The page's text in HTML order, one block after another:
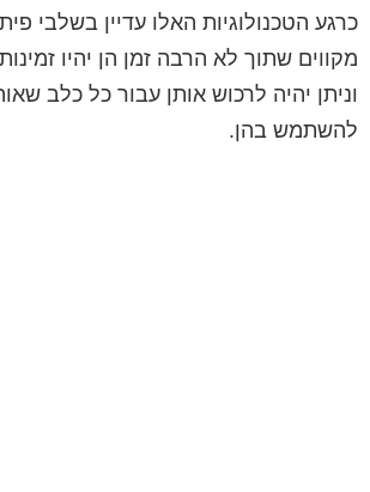
כרגע הטכנולוגיות האלו עדיין בשלבי
מקווים שתוך לא הרבה זמן הן יהיו
וניתן יהיה לרכוש אותן עבור כל כלב
להשתמש בהן.